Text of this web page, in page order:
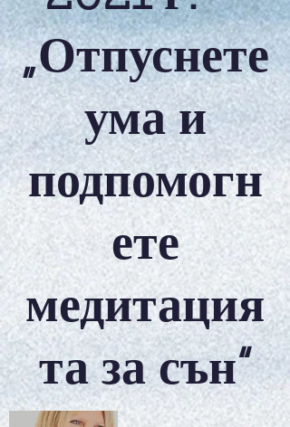
„Отпуснете
ума и
подпомогн
ете
медитация
та за сън“